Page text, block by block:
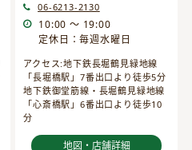
06-6213-2130
10:00 ～ 19:00
定休日：毎週水曜日
アクセス:地下鉄長堀鶴見緑地線
「長堀橋駅」7番出口より徒歩5分
地下鉄御堂筋線・長堀鶴見緑地線
「心斎橋駅」6番出口より徒歩10
分
地図・店舗詳細